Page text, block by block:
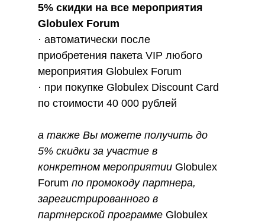
5% скидки на все мероприятия
Globulex Forum
· автоматически после
приобретения пакета VIP любого
мероприятия Globulex Forum
· при покупке Globulex Discount Card
по стоимости 40 000 рублей
а также Вы можете получить до
5% скидки за участие в
конкретном мероприятии Globulex
Forum по промокоду партнера,
зарегистрированного в
партнерской программе Globulex